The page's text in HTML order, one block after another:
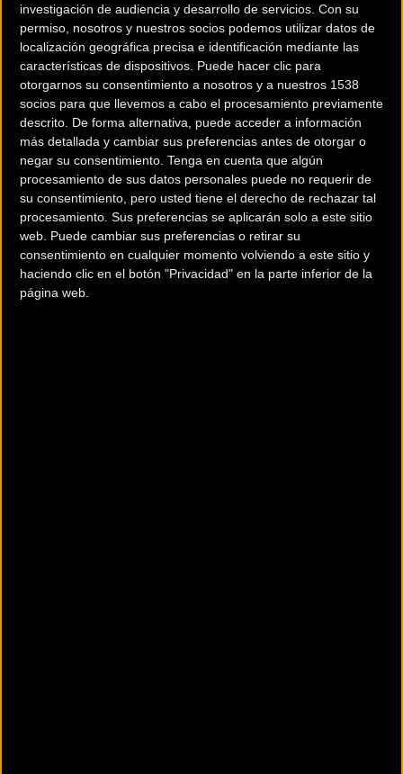
investigación de audiencia y desarrollo de servicios. Con su
permiso, nosotros y nuestros socios podemos utilizar datos de
localización geográfica precisa e identificación mediante las
características de dispositivos. Puede hacer clic para
otorgarnos su consentimiento a nosotros y a nuestros 1538
socios para que llevemos a cabo el procesamiento previamente
descrito. De forma alternativa, puede acceder a información
más detallada y cambiar sus preferencias antes de otorgar o
negar su consentimiento. Tenga en cuenta que algún
procesamiento de sus datos personales puede no requerir de
su consentimiento, pero usted tiene el derecho de rechazar tal
procesamiento. Sus preferencias se aplicarán solo a este sitio
web. Puede cambiar sus preferencias o retirar su
consentimiento en cualquier momento volviendo a este sitio y
haciendo clic en el botón "Privacidad" en la parte inferior de la
página web.
La evidencia científica actual desplaza el viejo mito
de la deshidratación y apunta a la fatiga
neuromuscular y al sistema nervioso como
detonantes clave en el deporte de resistencia.
Loscalambres muscularesasociados al ejercicio
representan uno de los dolores de cabeza más
habituales, frustrantes y peor comprendidos en el
deporte de resistencia. Durante generaciones,
atletas y entrenadores han achacado este problema
de forma casi exclusiva a una simple falta de
hidratación o a la pérdida de electrolitos. Sin
embargo, los últimos estudios científicos desmontan
esta teoría simplista y describen un fenómeno